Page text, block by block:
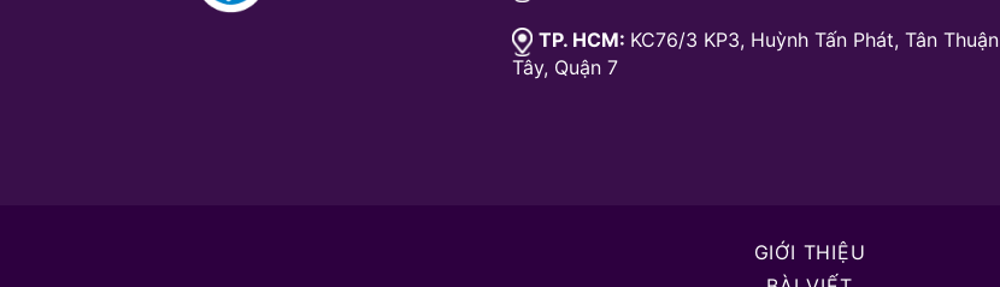
TP. HCM: KC76/3 KP3, Huỳnh Tấn Phát, Tân Thuận
Tây, Quận 7
GIỚI THIỆU